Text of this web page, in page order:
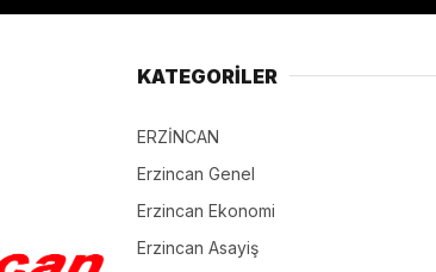
KATEGORİLER
ERZİNCAN
Erzincan Genel
Erzincan Ekonomi
Erzincan Asayiş